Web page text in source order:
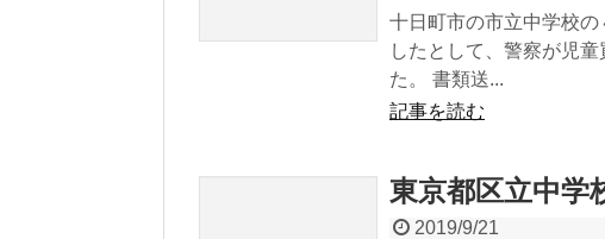
十日町市の市立中学校
したとして、警察が児
た。 書類送...
記事を読む
東京都区立中学
2019/9/21